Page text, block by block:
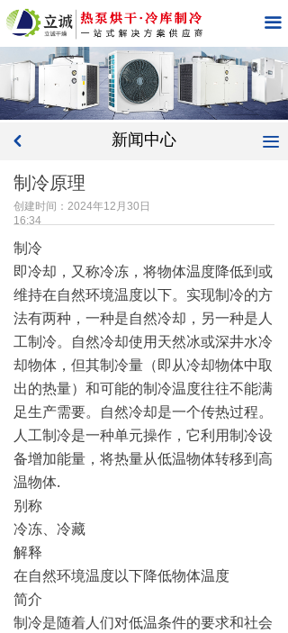
끀
首页
关于我们
产品中心
工程案例
操作说明
新闻中心
在线留言
联系我们
制冷原理
创建时间： 2024年12月30日
16:34
制冷
即冷却，又称冷冻，将物体温度降低到或
维持在自然环境温度以下。实现制冷的方
法有两种，一种是自然冷却，另一种是人
工制冷。自然冷却使用天然冰或深井水冷
却物体，但其制冷量（即从冷却物体中取
出的热量）和可能的制冷温度往往不能满
足生产需要。自然冷却是一个传热过程。
人工制冷是一种单元操作，它利用制冷设
备增加能量，将热量从低温物体转移到高
温物体.
别称
冷冻、冷藏
解释
在自然环境温度以下降低物体温度
简介
制冷是随着人们对低温条件的要求和社会
낒 끀
新闻中心